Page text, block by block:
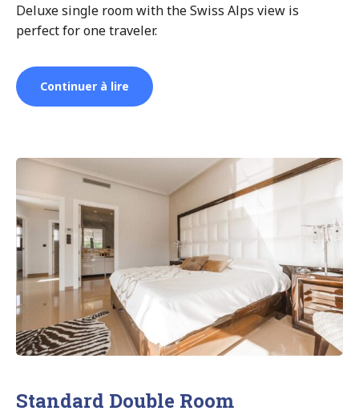
Deluxe single room with the Swiss Alps view is
perfect for one traveler.
Standard Double Room